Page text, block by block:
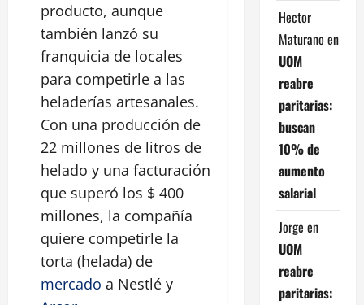
producto, aunque
también lanzó su
franquicia de locales
para competirle a las
heladerías artesanales.
Con una producción de
22 millones de litros de
helado y una facturación
que superó los $ 400
millones, la compañía
quiere competirle la
torta (helada) de
mercado a Nestlé y
Hector
Maturano en
UOM
reabre
paritarias:
buscan
10% de
aumento
salarial
Jorge en
UOM
reabre
paritarias: